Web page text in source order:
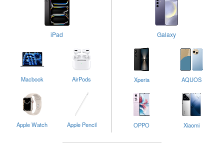
iPad
Macbook AirPods
Apple Watch Apple Pencil
Galaxy
Xperia AQUOS
OPPO Xiaomi